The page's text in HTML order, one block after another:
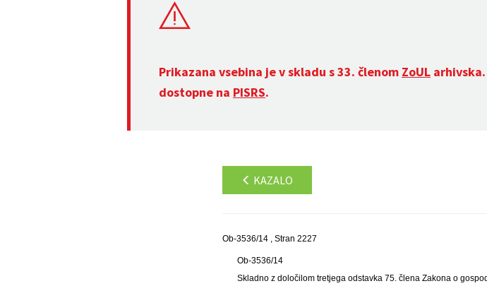
Prikazana vsebina je v skladu s 33. členom ZoUL
dostopne na PISRS.
KAZALO
Ob-3536/14 , Stran 2227
Ob-3536/14
Skladno z določilom tretjega odstavka 75. člena Zakona o